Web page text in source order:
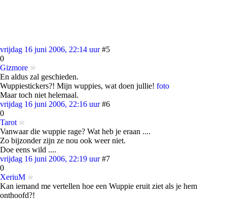
vrijdag 16 juni 2006, 22:14 uur #5
0
Gizmore
En aldus zal geschieden.
Wuppiestickers?! Mijn wuppies, wat doen jullie! foto
Maar toch niet helemaal.
vrijdag 16 juni 2006, 22:16 uur #6
0
Tarot
Vanwaar die wuppie rage? Wat heb je eraan ....
Zo bijzonder zijn ze nou ook weer niet.
Doe eens wild ....
vrijdag 16 juni 2006, 22:19 uur #7
0
XeriuM
Kan iemand me vertellen hoe een Wuppie eruit ziet als je hem
onthoofd?!